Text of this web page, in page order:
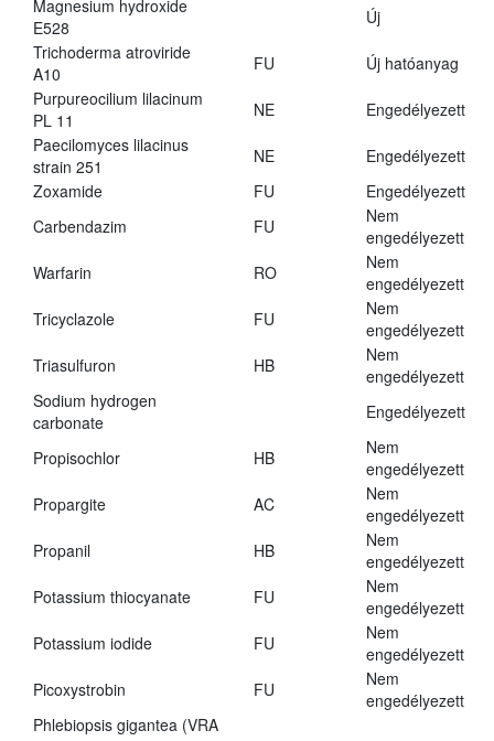
Magnesium hydroxide
E528
Új
Trichoderma atroviride
A10
FU
Új hatóanyag
Purpureocilium lilacinum
PL 11
NE
Engedélyezett
Paecilomyces lilacinus
strain 251
NE
Engedélyezett
Zoxamide
FU
Engedélyezett
Carbendazim
FU
Nem
engedélyezett
Warfarin
RO
Nem
engedélyezett
Tricyclazole
FU
Nem
engedélyezett
Triasulfuron
HB
Nem
engedélyezett
Sodium hydrogen
carbonate
Engedélyezett
Propisochlor HB
Nem
engedélyezett
Propargite
AC
Nem
engedélyezett
Propanil
HB
Nem
engedélyezett
Potassium thiocyanate
FU
Nem
engedélyezett
Potassium iodide
FU
Nem
engedélyezett
Picoxystrobin
FU
Nem
engedélyezett
Phlebiopsis gigantea (VRA